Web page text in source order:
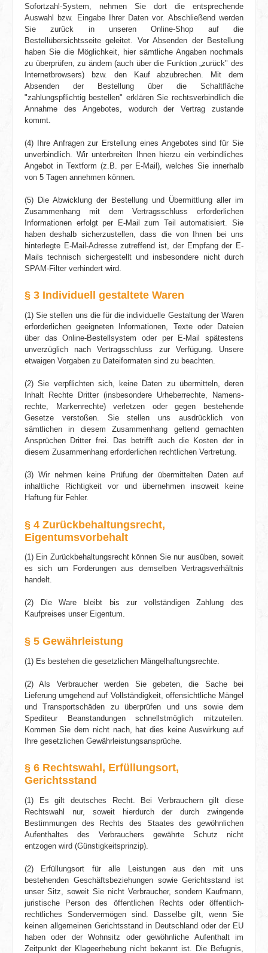
Sofortzahl-System, nehmen Sie dort die entsprechende
Auswahl bzw. Eingabe Ihrer Daten vor. Abschließend werden
Sie zurück in unseren Online-Shop auf die
Bestellübersichtsseite geleitet. Vor Absenden der Bestellung
haben Sie die Möglichkeit, hier sämtliche Angaben nochmals
zu überprüfen, zu ändern (auch über die Funktion „zurück" des
Internetbrowsers) bzw. den Kauf abzubrechen. Mit dem
Absenden der Bestellung über die Schaltfläche
"zahlungspflichtig bestellen" erklären Sie rechtsverbindlich die
Annahme des Angebotes, wodurch der Vertrag zustande
kommt.
(4) Ihre Anfragen zur Erstellung eines Angebotes sind für Sie
unverbindlich. Wir unterbreiten Ihnen hierzu ein verbindliches
Angebot in Textform (z.B. per E-Mail), welches Sie innerhalb
von 5 Tagen annehmen können.
(5) Die Abwicklung der Bestellung und Übermittlung aller im
Zusammenhang mit dem Vertragsschluss erforderlichen
Informa­tionen erfolgt per E-Mail zum Teil automatisiert. Sie
haben deshalb sicherzustellen, dass die von Ihnen bei uns
hinterlegte E-Mail-Adresse zutreffend ist, der Empfang der E-
Mails technisch sichergestellt und insbesondere nicht durch
SPAM-Filter verhindert wird.
§ 3 Individuell gestaltete Waren
(1) Sie stellen uns die für die individuelle Gestaltung der Waren
erforderlichen geeigneten Informationen, Texte oder Dateien
über das Online-Bestellsystem oder per E-Mail spätestens
unverzüglich nach Vertragsschluss zur Verfügung. Unsere
etwaigen Vorgaben zu Datei­formaten sind zu beachten.
(2) Sie verpflichten sich, keine Daten zu übermitteln, deren
Inhalt Rechte Dritter (insbesondere Urheberrechte, Namens­
rechte, Markenrechte) verletzen oder gegen bestehende
Gesetze verstoßen. Sie stellen uns ausdrücklich von
sämtlichen in diesem Zusammenhang geltend gemachten
Ansprüchen Dritter frei. Das betrifft auch die Kosten der in
diesem Zusammenhang erforderlichen rechtlichen Vertretung.
(3) Wir nehmen keine Prüfung der übermittelten Daten auf
inhaltliche Richtigkeit vor und übernehmen insoweit keine
Haftung für Fehler.
§ 4 Zurückbehaltungsrecht,
Eigentumsvorbehalt
(1) Ein Zurückbehaltungsrecht können Sie nur ausüben, soweit
es sich um Forderungen aus demselben Vertrags­verhältnis
handelt.
(2) Die Ware bleibt bis zur vollständigen Zahlung des
Kaufpreises unser Eigentum.
§ 5 Gewährleistung
(1) Es bestehen die gesetzlichen Mängel­haftungsrechte.
(2) Als Verbraucher werden Sie gebeten, die Sache bei
Lieferung umgehend auf Vollständigkeit, offensichtliche Mängel
und Transportschäden zu überprüfen und uns sowie dem
Spediteur Beanstandungen schnellstmöglich mitzuteilen.
Kommen Sie dem nicht nach, hat dies keine Auswirkung auf
Ihre gesetzlichen Gewähr­leistungsansprüche.
§ 6 Rechtswahl, Erfüllungsort,
Gerichtsstand
(1) Es gilt deutsches Recht. Bei Verbrauchern gilt diese
Rechtswahl nur, soweit hierdurch der durch zwingende
Bestimmungen des Rechts des Staates des gewöhnlichen
Aufenthaltes des Verbrauchers gewährte Schutz nicht
entzogen wird (Günstigkeitsprinzip).
(2) Erfüllungsort für alle Leistungen aus den mit uns
bestehenden Geschäfts­beziehungen sowie Gerichtsstand ist
unser Sitz, soweit Sie nicht Verbraucher, sondern Kaufmann,
juristische Person des öffentlichen Rechts oder öffentlich-
rechtliches Sondervermögen sind. Dasselbe gilt, wenn Sie
keinen allgemeinen Gerichtsstand in Deutschland oder der EU
haben oder der Wohnsitz oder gewöhnliche Aufenthalt im
Zeitpunkt der Klageerhebung nicht bekannt ist. Die Befugnis,